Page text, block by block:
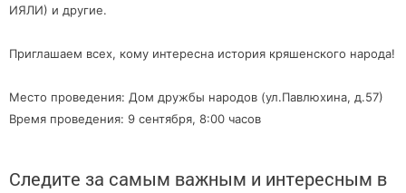
ИЯЛИ) и другие.
Приглашаем всех, кому интересна история кряшенского народа!
Место проведения: Дом дружбы народов (ул.Павлюхина, д.57)
Время проведения: 9 сентября, 8:00 часов
Следите за самым важным и интересным в